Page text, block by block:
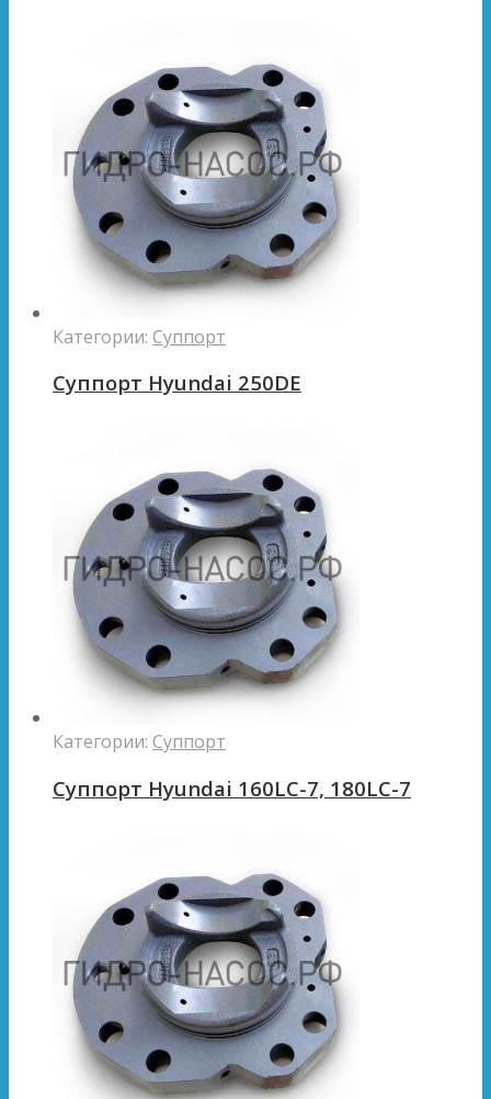
Категории: Суппорт
Суппорт Hyundai 250DE
Категории: Суппорт
Суппорт Hyundai 160LC-7, 180LC-7